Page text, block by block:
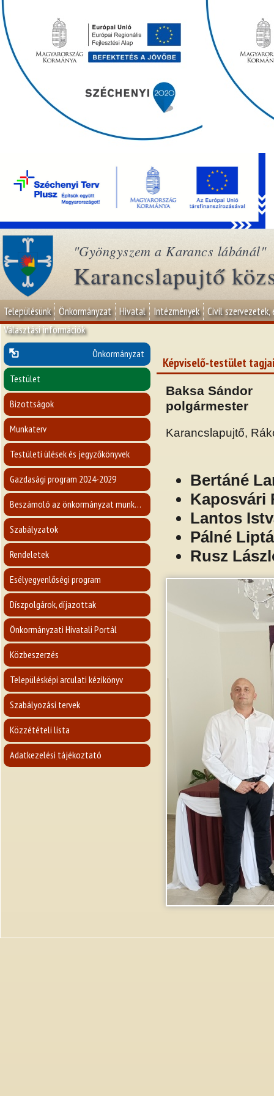
"Gyöngyszem a Karancs lábánál"
Karancslapujtő
Településünk Önkormányzat Hivatal Intézmények Civil szervezetek,
Választási információk
Önkormányzat
Testület
Bizottságok
Munkaterv
Testületi ülések és jegyzőkönyvek
Gazdasági program 2024-2029
Beszámoló az önkormányzat munkájáról
Szabályzatok
Rendeletek
Esélyegyenlőségi program
Díszpolgárok, díjazottak
Önkormányzati Hivatali Portál
Közbeszerzés
Településképi arculati kézikönyv
Szabályozási tervek
Közzétételi lista
Adatkezelési tájékoztató
Képviselő-testület tagjai
Baksa Sándor
polgármester
Karancslapujtő,
Bertáné
Kaposvári
Lantos
Pálné
Rusz